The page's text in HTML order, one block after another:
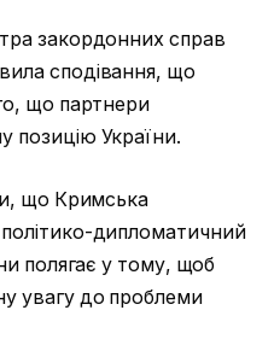
закордонних справ
сподівання, що
що партнери
позицію України.
що Кримська
дипломатичний
полягає у тому, щоб
увагу до проблеми